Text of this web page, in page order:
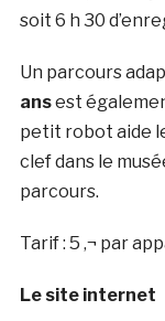
soit 6 h 30
Un parcours
ansest
petit robot aide
clef dans le
parcours.
Tarif : 5 ‚¬ par
Le site internet